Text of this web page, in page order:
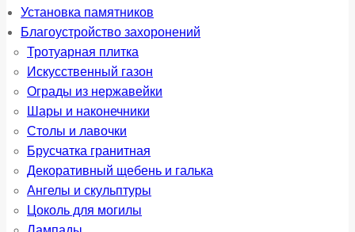
Установка памятников
Благоустройство захоронений
Тротуарная плитка
Искусственный газон
Ограды из нержавейки
Шары и наконечники
Столы и лавочки
Брусчатка гранитная
Декоративный щебень и галька
Ангелы и скульптуры
Цоколь для могилы